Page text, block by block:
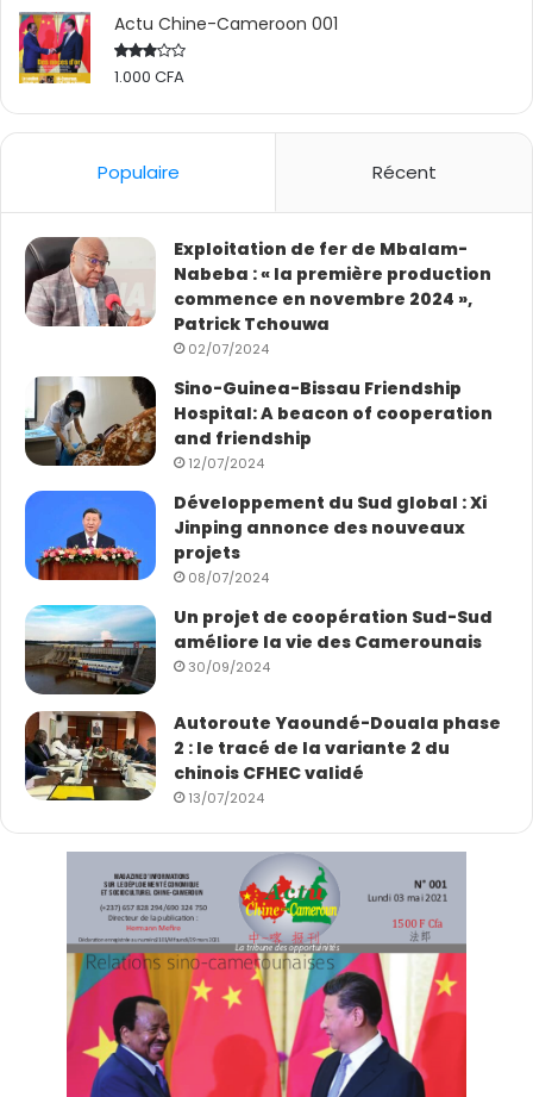
Actu Chine-Cameroon 001
Rated
1.000 CFA
Populaire Récent
Exploitation de fer de Mbalam-
Nabeba : « la première production
commence en novembre 2024 »,
Patrick Tchouwa
02/07/2024
Sino-Guinea-Bissau Friendship
Hospital: A beacon of cooperation
and friendship
12/07/2024
Développement du Sud global : Xi
Jinping annonce des nouveaux
projets
08/07/2024
Un projet de coopération Sud-Sud
améliore la vie des Camerounais
30/09/2024
Autoroute Yaoundé-Douala phase
2 : le tracé de la variante 2 du
chinois CFHEC validé
13/07/2024